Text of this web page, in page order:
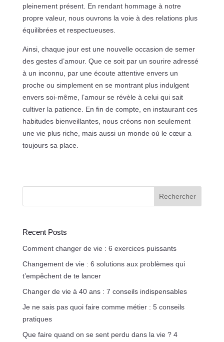
pleinement présent. En rendant hommage à notre
propre valeur, nous ouvrons la voie à des relations plus
équilibrées et respectueuses.
Ainsi, chaque jour est une nouvelle occasion de semer
des gestes d’amour. Que ce soit par un sourire adressé
à un inconnu, par une écoute attentive envers un
proche ou simplement en se montrant plus indulgent
envers soi-même, l’amour se révèle à celui qui sait
cultiver la patience. En fin de compte, en instaurant ces
habitudes bienveillantes, nous créons non seulement
une vie plus riche, mais aussi un monde où le cœur a
toujours sa place.
Rechercher
Recent Posts
Comment changer de vie : 6 exercices puissants
Changement de vie : 6 solutions aux problèmes qui
t’empêchent de te lancer
Changer de vie à 40 ans : 7 conseils indispensables
Je ne sais pas quoi faire comme métier : 5 conseils
pratiques
Que faire quand on se sent perdu dans la vie ? 4